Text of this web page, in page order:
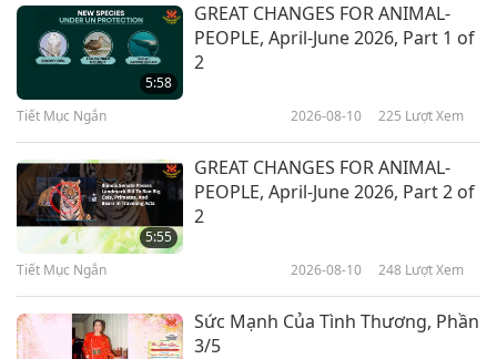
Những Tác Phẩm Huyền Bí Chọn
Lọc Của Đức Bahá’u’lláh (trường
Liêng, Phần 1/2
Sự Bất Tử Của Linh Hồn: Trích
Tuyển ‘Phaedo’ của Plato (trường
5:58
GREAT CHANGES FOR ANIMAL-
PEOPLE, April-June 2026, Part 1 of
2
Tiết Mục Ngắn 2026-08-10 225 Lượt Xem
5:55
GREAT CHANGES FOR ANIMAL-
PEOPLE, April-June 2026, Part 2 of
2
Tiết Mục Ngắn 2026-08-10 248 Lượt Xem
Sức Mạnh Của Tình Thương, Phần
3/5